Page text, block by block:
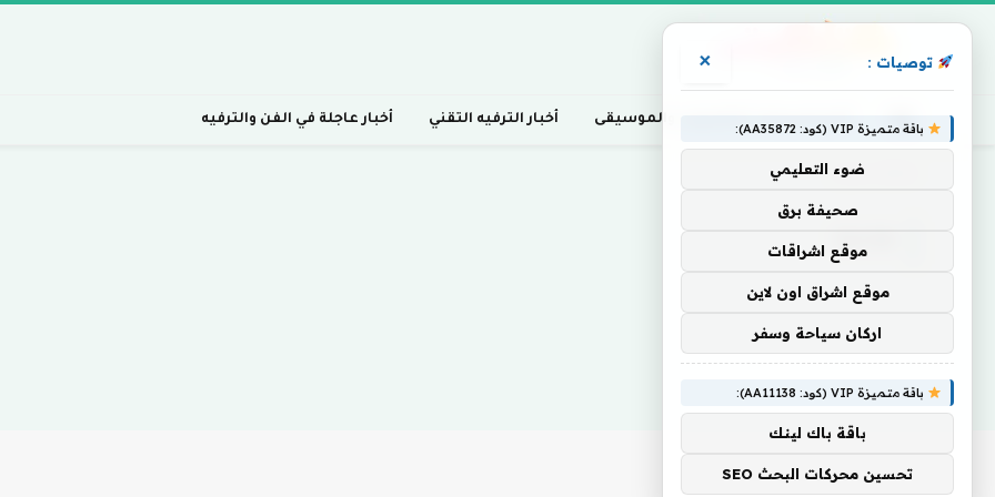
أخبار السينما، التلفزيون، والموسيقى أخبار الترفيه التقني أخبار عاجلة في الفن والترفيه
طاحنة
طاحنة
توصيات : ×
باقة متميزة VIP (كود: AA35872):
ضوء التعليمي
صحيفة برق
موقع اشراقات
موقع اشراق اون لاين
اركان سياحة وسفر
باقة متميزة VIP (كود: AA11138):
باقة باك لينك
تحسين محركات البحث SEO